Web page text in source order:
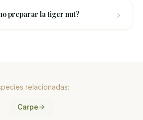
preparar la tiger nut?
relacionadas:
Carpe